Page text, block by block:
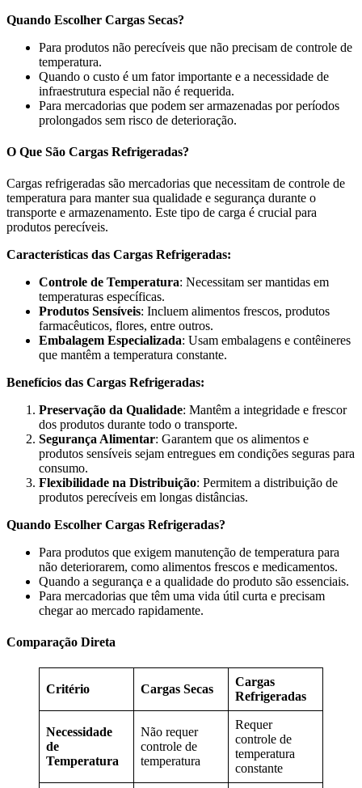
Quando Escolher Cargas Secas?
Para produtos não perecíveis que não precisam de controle de
temperatura.
Quando o custo é um fator importante e a necessidade de
infraestrutura especial não é requerida.
Para mercadorias que podem ser armazenadas por períodos
prolongados sem risco de deterioração.
O Que São Cargas Refrigeradas?
Cargas refrigeradas são mercadorias que necessitam de controle de
temperatura para manter sua qualidade e segurança durante o
transporte e armazenamento. Este tipo de carga é crucial para
produtos perecíveis.
Características das Cargas Refrigeradas:
Controle de Temperatura: Necessitam ser mantidas em
temperaturas específicas.
Produtos Sensíveis: Incluem alimentos frescos, produtos
farmacêuticos, flores, entre outros.
Embalagem Especializada: Usam embalagens e contêineres
que mantêm a temperatura constante.
Benefícios das Cargas Refrigeradas:
Preservação da Qualidade: Mantêm a integridade e frescor
dos produtos durante todo o transporte.
Segurança Alimentar: Garantem que os alimentos e
produtos sensíveis sejam entregues em condições seguras para
consumo.
Flexibilidade na Distribuição: Permitem a distribuição de
produtos perecíveis em longas distâncias.
Quando Escolher Cargas Refrigeradas?
Para produtos que exigem manutenção de temperatura para
não deteriorarem, como alimentos frescos e medicamentos.
Quando a segurança e a qualidade do produto são essenciais.
Para mercadorias que têm uma vida útil curta e precisam
chegar ao mercado rapidamente.
Comparação Direta
Critério Cargas Secas
Cargas
Refrigeradas
Necessidade
de
Temperatura
Não requer
controle de
temperatura
Requer
controle de
temperatura
constante